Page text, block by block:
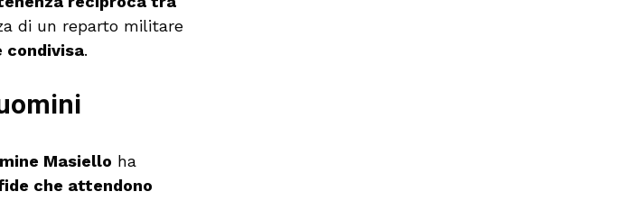
di un reparto militare
condivisa.
Masiello ha
che attendono